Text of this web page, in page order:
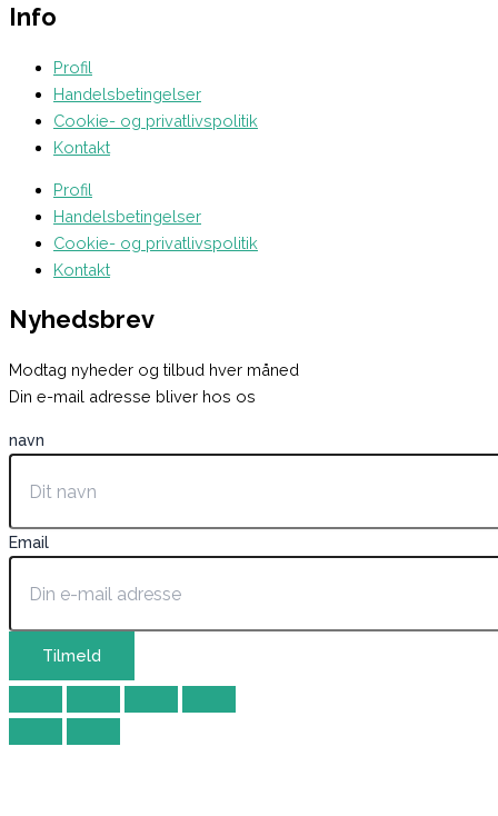
Info
Profil
Handelsbetingelser
Cookie- og privatlivspolitik
Kontakt
Profil
Handelsbetingelser
Cookie- og privatlivspolitik
Kontakt
Nyhedsbrev
Modtag nyheder og tilbud hver måned
Din e-mail adresse bliver hos os
navn
Email
Tilmeld